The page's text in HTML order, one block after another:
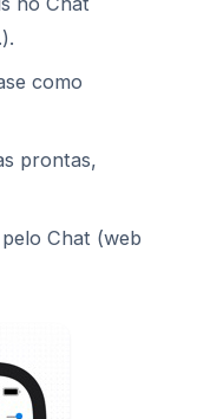
como
prontas,
Chat (web